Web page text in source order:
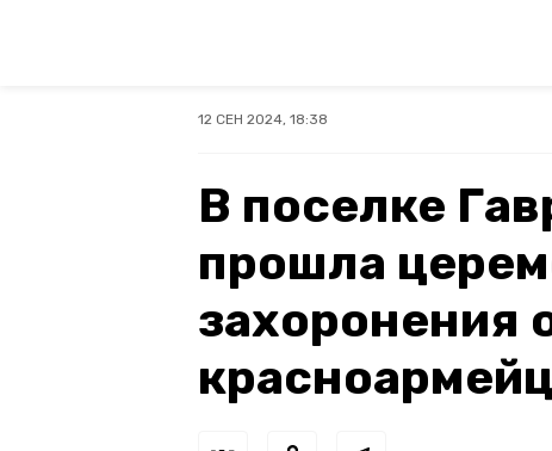
12 СЕН 2024, 18:38
В поселке
прошла
захоронения